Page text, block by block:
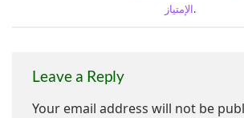
الإمتياز.
Leave a Reply
Your email address will not be